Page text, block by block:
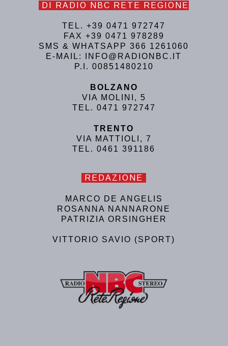
DI RADIO NBC RETE REGIONE
TEL. +39 0471 972747
FAX +39 0471 978289
SMS & WHATSAPP 366 1261060
E-MAIL: INFO@RADIONBC.IT
P.I. 00851480210
BOLZANO
VIA MOLINI, 5
TEL. 0471 972747
TRENTO
VIA MATTIOLI, 7
TEL. 0461 391186
REDAZIONE
MARCO DE ANGELIS
ROSANNA NANNARONE
PATRIZIA ORSINGHER
VITTORIO SAVIO (SPORT)